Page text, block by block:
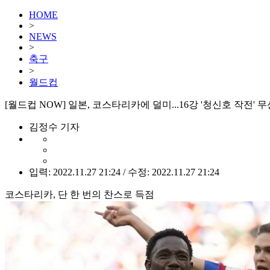
HOME
>
NEWS
>
축구
>
월드컵
[월드컵 NOW] 일본, 코스타리카에 덜미...16강 '청신호 작전' 무
김정수 기자
입력: 2022.11.27 21:24 / 수정: 2022.11.27 21:24
코스타리카, 단 한 번의 찬스로 득점